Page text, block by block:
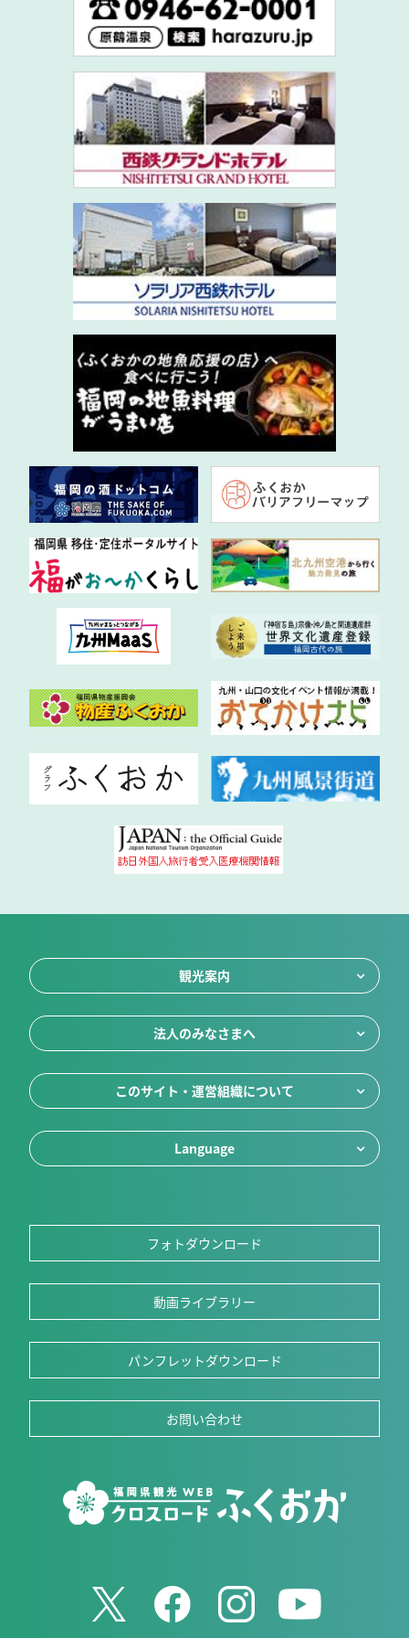
観光案内
法人のみなさまへ
このサイト・運営組織について
Language
フォトダウンロード
動画ライブラリー
パンフレットダウンロード
お問い合わせ